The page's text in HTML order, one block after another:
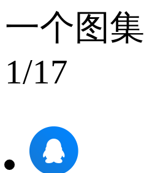
一个图集
1/17